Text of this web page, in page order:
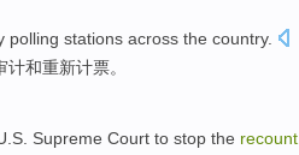
polling stations across the country.
计和重新计票。
Supreme Court to stop the recount